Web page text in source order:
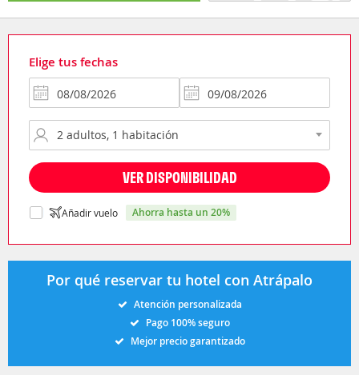
Elige tus fechas
VER DISPONIBILIDAD
Añadir vuelo ahorra hasta un 20%
Por qué reservar tu hotel con Atrápalo
Atención personalizada
Pago 100% seguro
Mejor precio garantizado